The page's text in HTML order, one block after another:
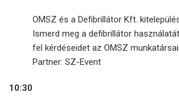
OMSZ és a Defibrillátor Kft.
Ismerd meg a defibrillátor
fel kérdéseidet az OMSZ
Partner: SZ-Event
10:30